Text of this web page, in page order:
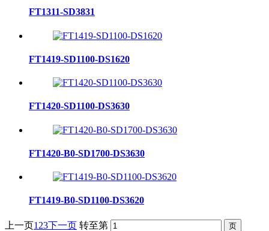
FT1311-SD3831
FT1419-SD1100-DS1620
FT1420-SD1100-DS3630
FT1420-B0-SD1700-DS3630
FT1419-B0-SD1100-DS3620
上一页1 23下一页 转至第